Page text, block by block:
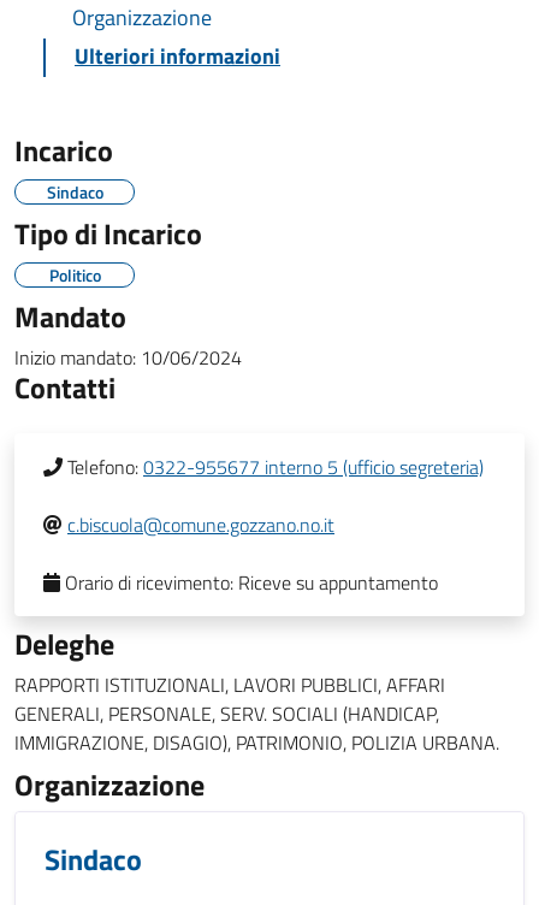
Organizzazione
Ulteriori informazioni
Incarico
Sindaco
Tipo di Incarico
Politico
Mandato
Inizio mandato: 10/06/2024
Contatti
Telefono:0322-955677 interno 5 (ufficio segreteria)
c.biscuola@comune.gozzano.no.it
Orario di ricevimento: Riceve su appuntamento
Deleghe
RAPPORTI ISTITUZIONALI, LAVORI PUBBLICI, AFFARI
GENERALI, PERSONALE, SERV. SOCIALI (HANDICAP,
IMMIGRAZIONE, DISAGIO), PATRIMONIO, POLIZIA URBANA.
Organizzazione
Sindaco